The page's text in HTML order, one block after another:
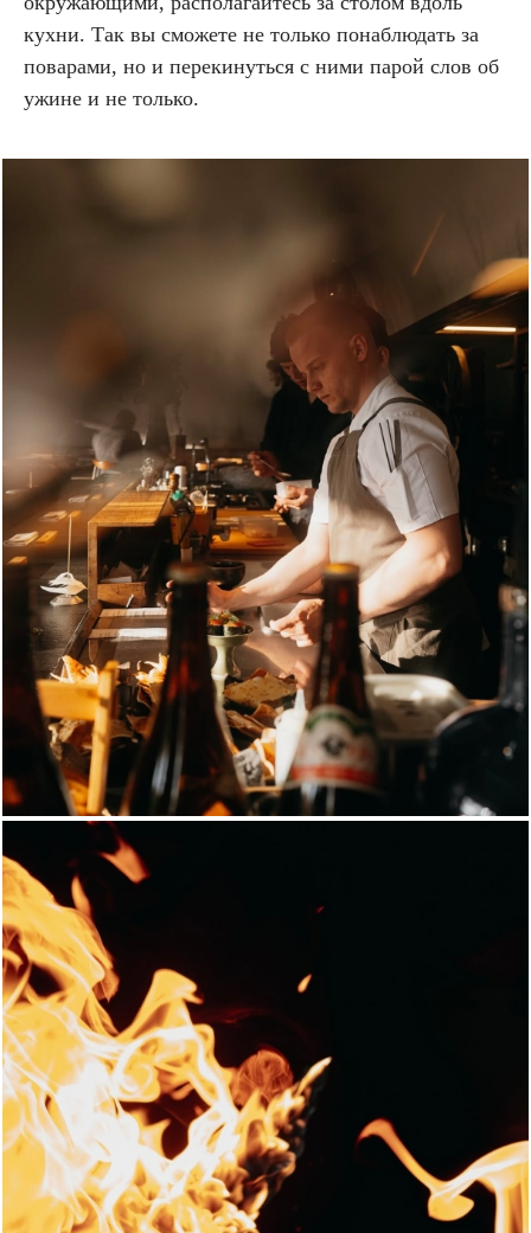
кухни. Так вы сможете не только понаблюдать за
поварами, но и перекинуться с ними парой слов об
ужине и не только.